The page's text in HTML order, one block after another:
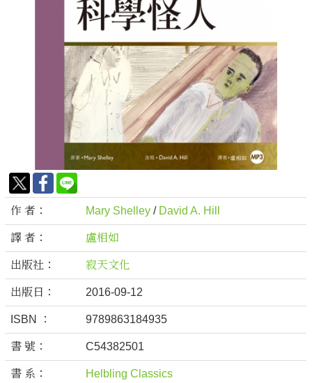
作 者： Mary Shelley / David A. Hill
譯 者： 盧相如
出版社： 寂天文化
出版日： 2016-09-12
ISBN ： 9789863184935
書 號： C54382501
書 系： Helbling Classics